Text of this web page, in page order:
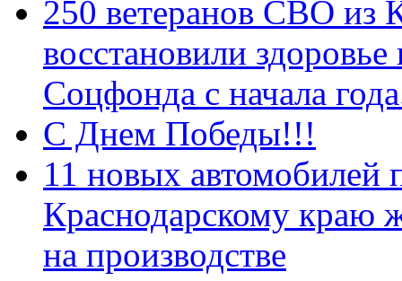
250 ветеранов СВО из
восстановили
Соцфонда с начала
С Днем Победы!!!
11 новых автомобилей
Краснодарскому краю
на производстве